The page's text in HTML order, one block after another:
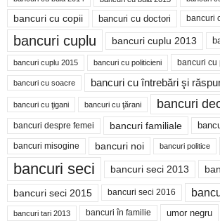
bancuri cu copii bancuri cu doctori bancuri
bancuri cuplu bancuri cuplu 2013
bancuri cuplu 2015 bancuri cu politicieni bancuri cu
bancuri cu soacre bancuri cu întrebări şi
bancuri cu ţigani bancuri cu ţărani bancuri
bancuri despre femei bancuri familiale
bancuri misogine bancuri noi bancuri politice
bancuri seci bancuri seci 2013
bancuri seci 2015 bancuri seci 2016
bancuri tari 2013 bancuri în familie umor negru